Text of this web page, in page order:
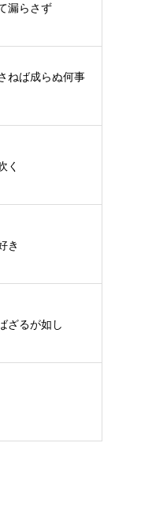
漏らさず
ねば成らぬ何事
く
き
ざるが如し